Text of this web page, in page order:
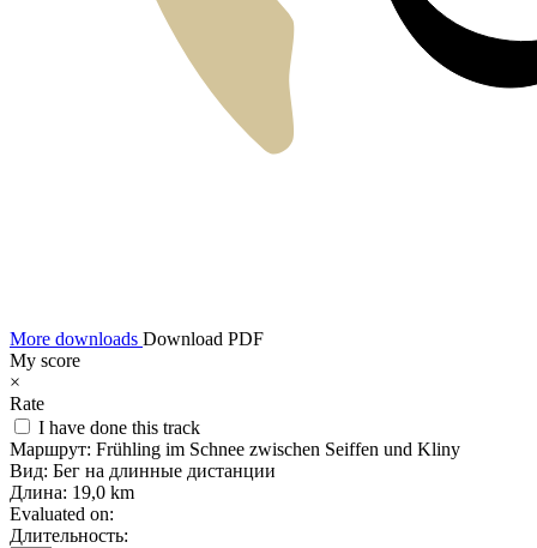
More downloads Download PDF
My score
×
Rate
I have done this track
Маршрут: Frühling im Schnee zwischen Seiffen und Kliny
Вид: Бег на длинные дистанции
Длина: 19,0 km
Evaluated on:
Длительность: